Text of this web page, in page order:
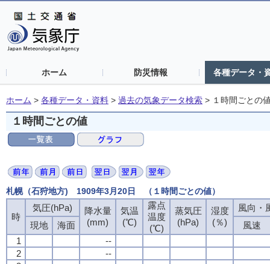
ホーム 防災情報 各種データ・
ホーム > 各種データ・資料 > 過去の気象データ検索 > １時間ごとの
１時間ごとの値
札幌（石狩地方) 1909年3月20日 （１時間ごとの値）
時
気圧(hPa)
降水量
(mm)
気温
(℃)
露点
温度
(℃)
蒸気圧
(hPa)
湿度
(％)
風向・
現地
海面
風速
1
--
2
--